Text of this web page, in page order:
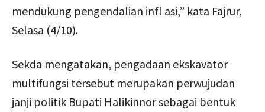
mendukung pengendalian infl asi,” kata Fajrur,
Selasa (4/10).
Sekda mengatakan, pengadaan ekskavator
multifungsi tersebut merupakan perwujudan
janji politik Bupati Halikinnor sebagai bentuk